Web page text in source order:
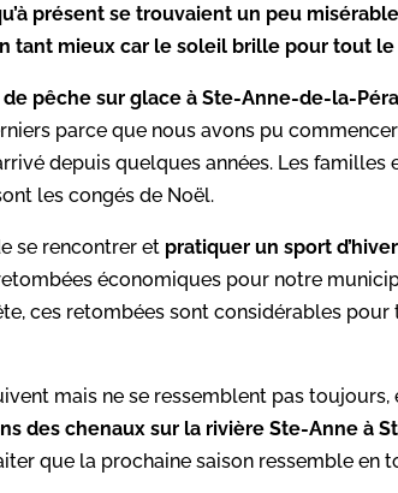
présent se trouvaient un peu
tant mieux car le soleil brille pour tout
de pêche sur glace à Ste-Anne-de-la-
parce que nous avons pu
depuis quelques années. Les familles
les congés de Noël.
se rencontrer et pratiquer un sport
économiques pour notre
ces retombées sont considérables
mais ne se ressemblent pas toujours,
des chenaux sur la rivière Ste-Anne à
que la prochaine saison ressemble en